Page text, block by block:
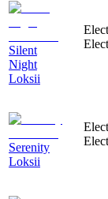
Silent
Night
Loksii
Serenity
Loksii